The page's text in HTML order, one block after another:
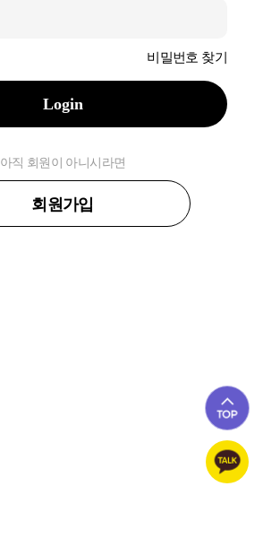
비밀번호 찾기
Login
아직 회원이 아니시라면
회원가입